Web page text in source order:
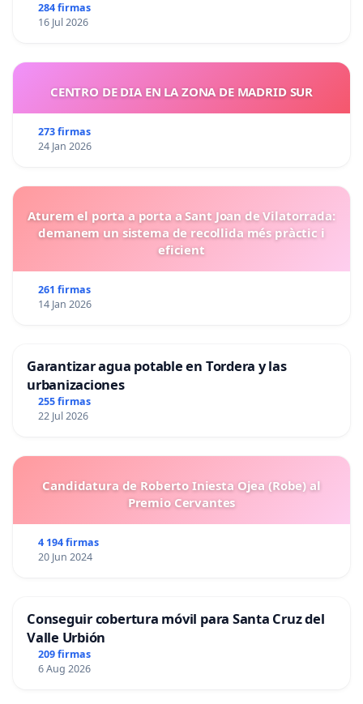
284 firmas
16 Jul 2026
CENTRO DE DIA EN LA ZONA DE MADRID SUR
273 firmas
24 Jan 2026
Aturem el porta a porta a Sant Joan de Vilatorrada:
demanem un sistema de recollida més pràctic i
eficient
261 firmas
14 Jan 2026
Garantizar agua potable en Tordera y las
urbanizaciones
255 firmas
22 Jul 2026
Candidatura de Roberto Iniesta Ojea (Robe) al
Premio Cervantes
4 194 firmas
20 Jun 2024
Conseguir cobertura móvil para Santa Cruz del
Valle Urbión
209 firmas
6 Aug 2026